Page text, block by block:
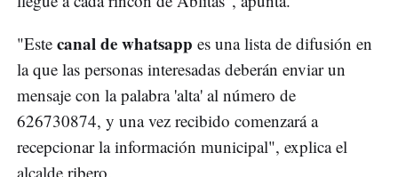
"Este canal de whatsapp es una lista de difusión en
la que las personas interesadas deberán enviar un
mensaje con la palabra 'alta' al número de
626730874, y una vez recibido comenzará a
recepcionar la información municipal", explica el
alcalde ribero.